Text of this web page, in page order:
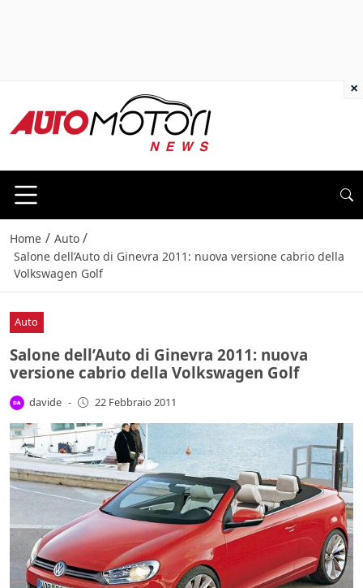
Home / Auto /
Salone dell’Auto di Ginevra 2011: nuova versione cabrio della
Volkswagen Golf
Auto
Salone dell’Auto di Ginevra 2011: nuova
versione cabrio della Volkswagen Golf
davide - 22 Febbraio 2011
×